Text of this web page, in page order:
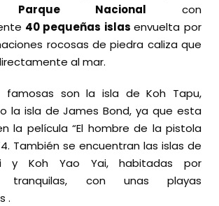
Parque Nacional con
40 pequeñas islasenvuelta por
rocosas de piedra caliza que
al mar.
famosas son la isla de Koh Tapu,
la isla de James Bond, ya que esta
la película “El hombre de la pistola
También se encuentran las islas de
y Koh Yao Yai, habitadas por
tranquilas, con unas playas
.